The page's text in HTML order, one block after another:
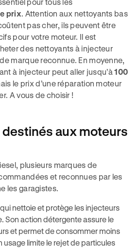
prix. Attention aux nettoyants bas
pas cher, ils peuvent être
pour votre moteur. Il est
des nettoyants à injecteur
marque reconnue. En moyenne,
à injecteur peut aller jusqu’à100
le prix d’une réparation moteur
A vous de choisir !
aux moteurs
plusieurs marques de
et reconnues par les
les garagistes.
qui nettoie et protège les injecteurs
Son action détergente assure le
et permet de consommer moins
usage limite le rejet de particules